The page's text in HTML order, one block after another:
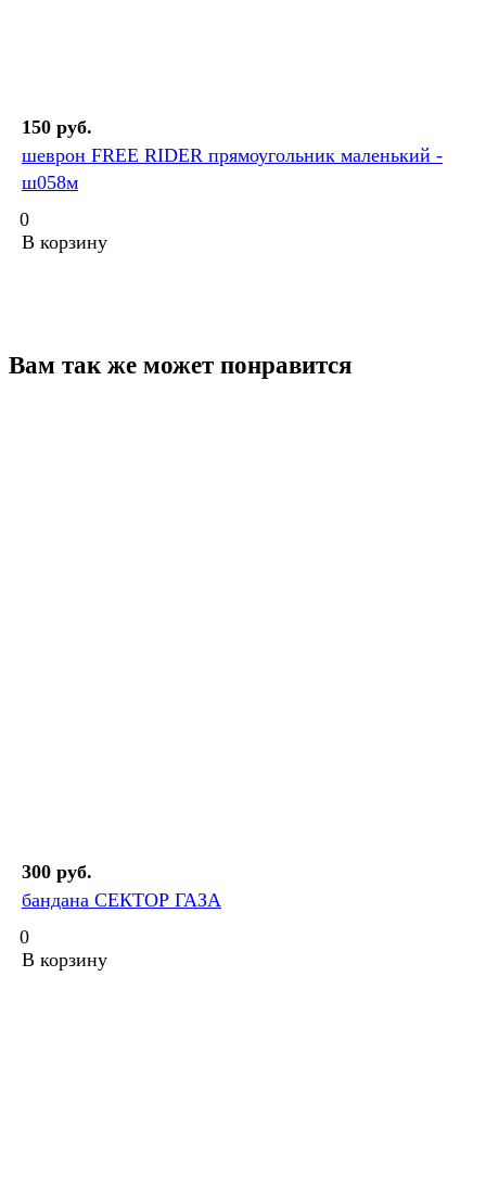
150 руб.
шеврон FREE RIDER прямоугольник маленький -
ш058м
0
В корзину
Вам так же может понравится
300 руб.
бандана СЕКТОР ГАЗА
0
В корзину